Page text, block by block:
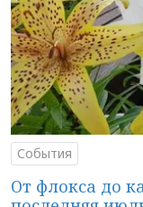
События
От флокса до